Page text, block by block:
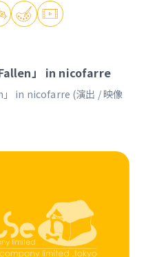
」 in nicofarre
」 in nicofarre (演出 / 映像